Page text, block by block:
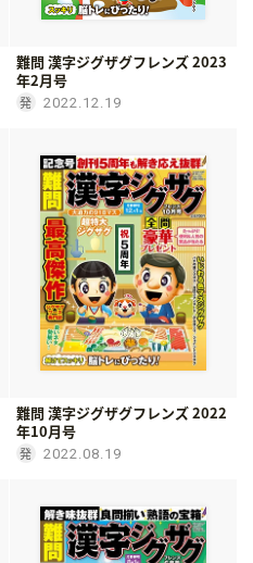
難問 漢字ジグザグフレンズ 2023
年2月号
2022.12.19
難問 漢字ジグザグフレンズ 2022
年10月号
2022.08.19